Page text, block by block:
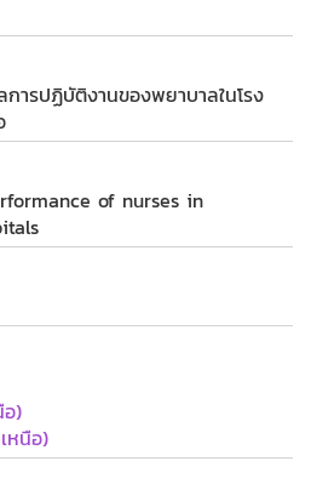
การปฏิบัติงานของพยาบาลในโรง
of nurses in
)
หนือ)